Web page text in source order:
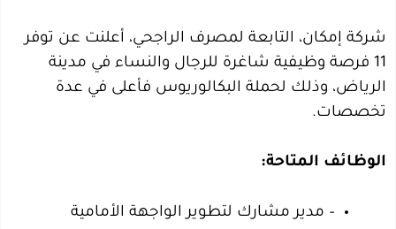
شركة إمكان، التابعة لمصرف الراجحي، أعلنت عن توفر
11 فرصة وظيفية شاغرة للرجال والنساء في مدينة
الرياض، وذلك لحملة البكالوريوس فأعلى في عدة
تخصصات.
الوظائف المتاحة:
– مدير مشارك لتطوير الواجهة الأمامية